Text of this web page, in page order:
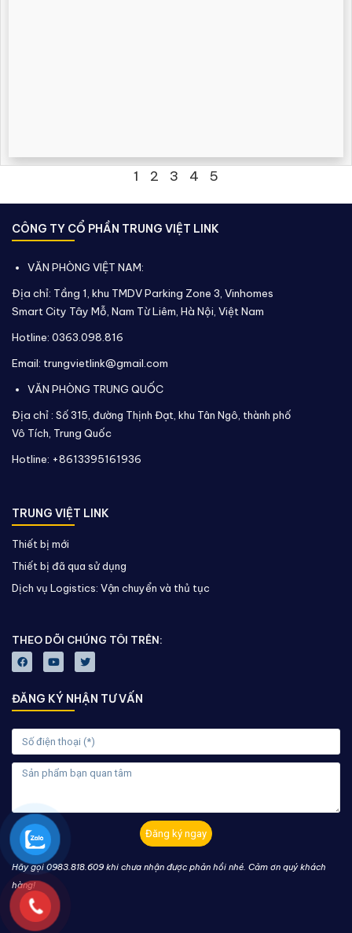
1 2 3 4 5
CÔNG TY CỔ PHẦN TRUNG VIỆT LINK
VĂN PHÒNG VIỆT NAM:
Địa chỉ: Tầng 1, khu TMDV Parking Zone 3, Vinhomes
Smart City Tây Mỗ, Nam Từ Liêm, Hà Nội, Việt Nam
Hotline: 0363.098.816
Email: trungvietlink@gmail.com
VĂN PHÒNG TRUNG QUỐC
Địa chỉ : Số 315, đường Thịnh Đạt, khu Tân Ngô, thành phố
Vô Tích, Trung Quốc
Hotline: +8613395161936
TRUNG VIỆT LINK
Thiết bị mới
Thiết bị đã qua sử dụng
Dịch vụ Logistics: Vận chuyển và thủ tục
THEO DÕI CHÚNG TÔI TRÊN:
ĐĂNG KÝ NHẬN TƯ VẤN
Đăng ký ngay
Hãy gọi 0983.818.609 khi chưa nhận được phản hồi nhé. Cảm ơn quý khách
hàng!